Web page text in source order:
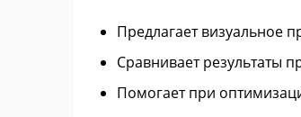
Предлагает визуальное
Сравнивает результаты
Помогает при